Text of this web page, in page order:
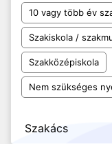
10 vagy több év
Szakiskola /
Szakközépiskola
Nem szükséges
Szakács